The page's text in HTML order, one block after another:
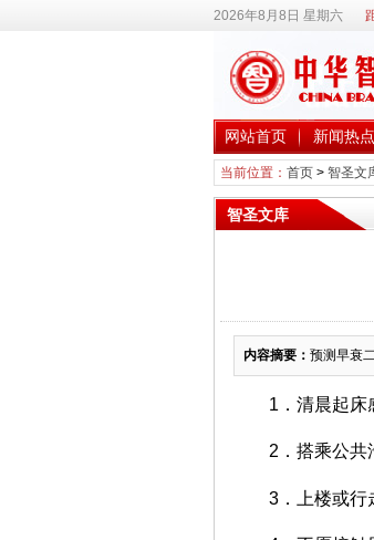
2026年8月8日 星期六
网站首页 新闻热点
当前位置： 首页> 智圣文
智圣文库
内容摘要： 预测早衰
1．清晨起床
2．搭乘公共
3．上楼或行